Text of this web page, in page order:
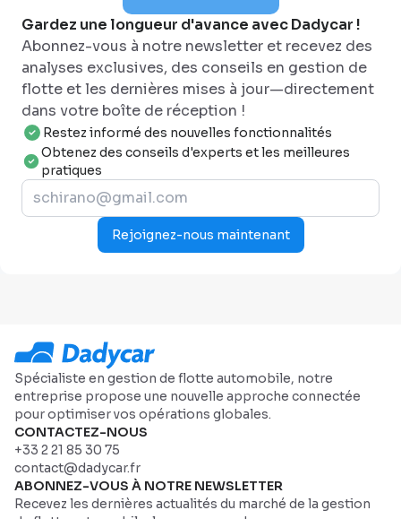
Gardez une longueur d'avance avec Dadycar !
Abonnez-vous à notre newsletter et recevez des
analyses exclusives, des conseils en gestion de
flotte et les dernières mises à jour—directement
dans votre boîte de réception !
Restez informé des nouvelles fonctionnalités
Obtenez des conseils d'experts et les meilleures
pratiques
Rejoignez-nous maintenant
Spécialiste en gestion de flotte automobile, notre
entreprise propose une nouvelle approche connectée
pour optimiser vos opérations globales.
CONTACTEZ-NOUS
+33 2 21 85 30 75
contact@dadycar.fr
ABONNEZ-VOUS À NOTRE NEWSLETTER
Recevez les dernières actualités du marché de la gestion